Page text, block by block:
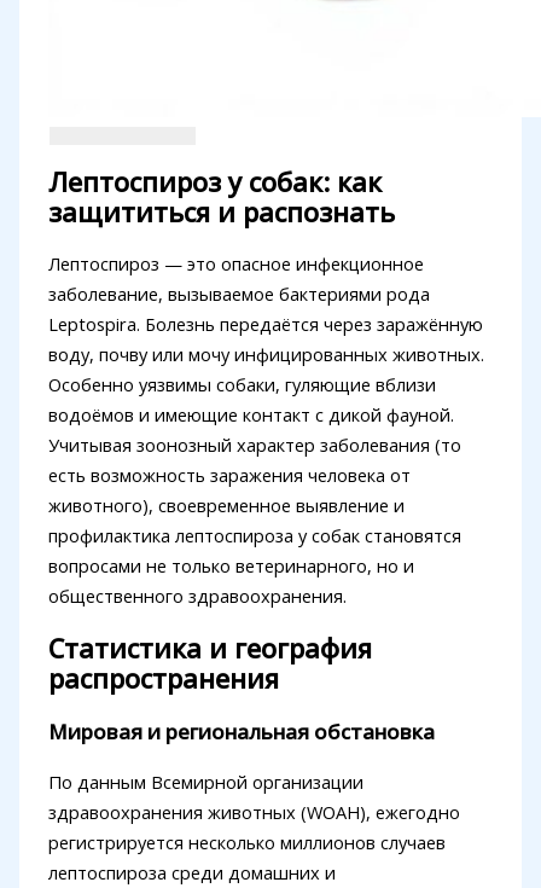
Лептоспироз у собак: как
защититься и распознать
Лептоспироз — это опасное инфекционное
заболевание, вызываемое бактериями рода
Leptospira. Болезнь передаётся через заражённую
воду, почву или мочу инфицированных животных.
Особенно уязвимы собаки, гуляющие вблизи
водоёмов и имеющие контакт с дикой фауной.
Учитывая зоонозный характер заболевания (то
есть возможность заражения человека от
животного), своевременное выявление и
профилактика лептоспироза у собак становятся
вопросами не только ветеринарного, но и
общественного здравоохранения.
Статистика и география
распространения
Мировая и региональная обстановка
По данным Всемирной организации
здравоохранения животных (WOAH), ежегодно
регистрируется несколько миллионов случаев
лептоспироза среди домашних и